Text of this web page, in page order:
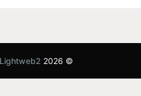
© 2026
Lightweb2